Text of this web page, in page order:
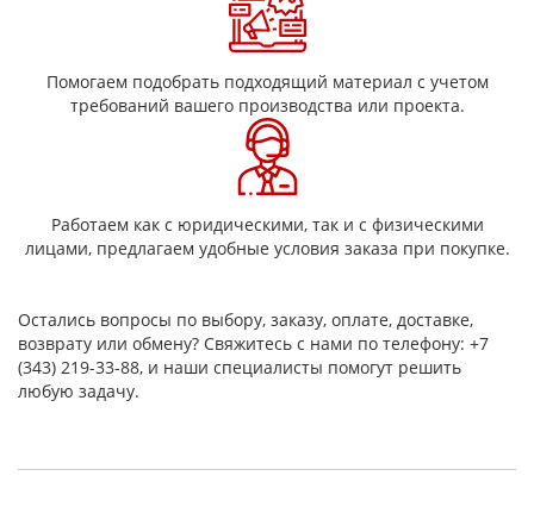
Разрушающее напряжение при изгибе
перпендикулярно слоям, не менее МПа
Разрушающее напряжение при растяжении, не менее
Коэффициент теплопроводности 1,8-0,30, отличительные
особенности: податлив в механической обработке.
Особенности и типы листового
гетинакса
облегчает процесс штамповки и сверление;
не боятся минеральных масел и жиров;
устойчивы к большинству щелочей и кислот.
Помогаем подобрать подходящий материал с учетом
требований вашего производства или проекта.
Работаем как с юридическими, так и с физическими
лицами, предлагаем удобные условия заказа при покупке.
Остались вопросы по выбору, заказу, оплате, доставке,
возврату или обмену? Свяжитесь с нами по телефону: +7
(343) 219-33-88, и наши специалисты помогут решить
любую задачу.